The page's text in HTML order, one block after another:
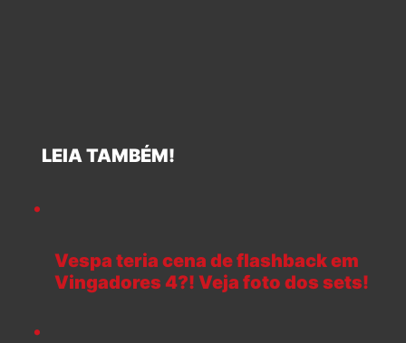
LEIA TAMBÉM!
Vespa teria cena de flashback em
Vingadores 4?! Veja foto dos sets!